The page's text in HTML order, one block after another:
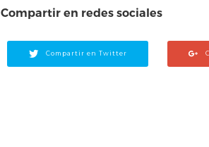
Compartir en redes sociales
Compartir en Twitter